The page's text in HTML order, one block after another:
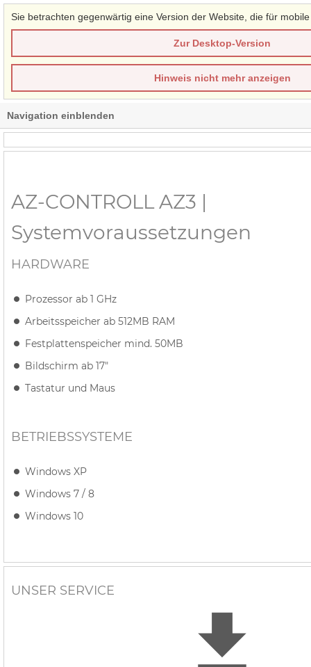
Sie betrachten gegenwärtig eine Version der Website, die für
Zur Desktop-Version
Hinweis nicht mehr anzeigen
Navigation einblenden
AZ-CONTROLL AZ3 |
Systemvoraussetzungen
HARDWARE
Prozessor ab 1 GHz
Arbeitsspeicher ab 512MB RAM
Festplattenspeicher mind. 50MB
Bildschirm ab 17"
Tastatur und Maus
BETRIEBSSYSTEME
Windows XP
Windows 7 / 8
Windows 10
UNSER SERVICE